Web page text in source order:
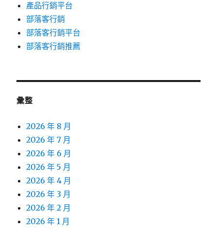
產品行銷平台
部落客行銷
部落客行銷平台
部落客行銷推薦
彙整
2026 年 8 月
2026 年 7 月
2026 年 6 月
2026 年 5 月
2026 年 4 月
2026 年 3 月
2026 年 2 月
2026 年 1 月